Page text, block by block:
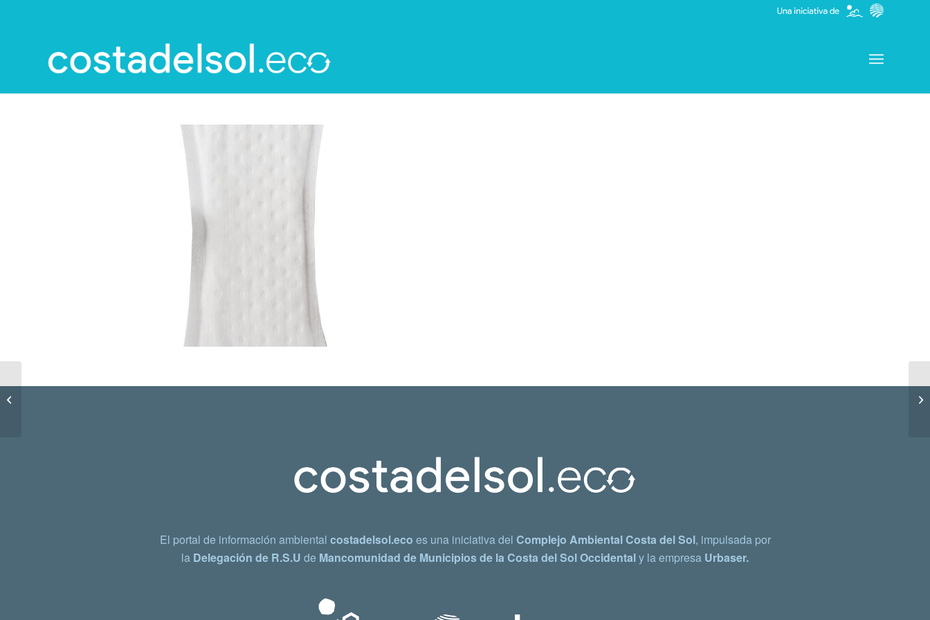
El portal de información ambiental costadelsol.eco es una iniciativa del Complejo Ambiental Costa del Sol, impulsada por
la Delegación de R.S.U de Mancomunidad de Municipios de la Costa del Sol Occidentaly la empresa Urbaser.